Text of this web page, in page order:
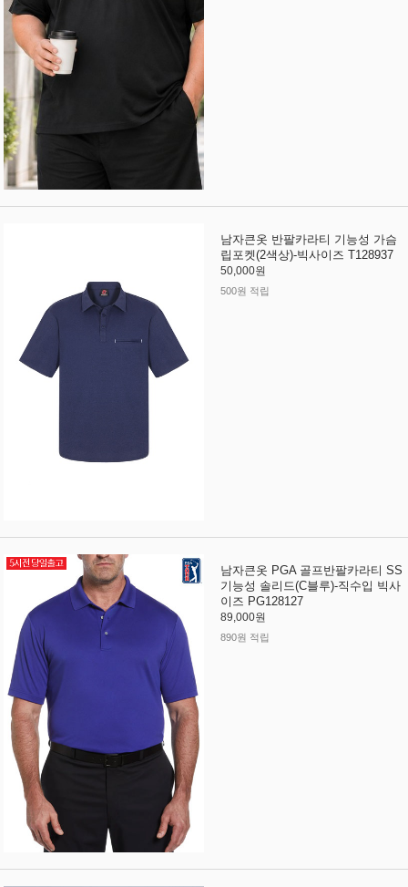
남자큰옷 반팔카라티 기능성 가슴
립포켓(2색상)-빅사이즈 T128937
50,000원
500원 적립
남자큰옷 PGA 골프반팔카라티 SS
기능성 솔리드(C블루)-직수입 빅사
이즈 PG128127
89,000원
890원 적립